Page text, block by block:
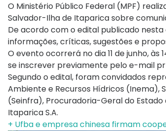
O Ministério Público Federal (MPF)
Salvador-Ilha de Itaparica sobre
De acordo com o edital publicado
informações, críticas, sugestões e
O evento ocorrerá no dia 11 de junho,
se inscrever previamente pelo e-mail
Segundo o edital, foram convidados
Ambiente e Recursos Hídricos (Inema),
(Seinfra), Procuradoria-Geral do Estado
Itaparica S.A.
+ Ufba e empresa chinesa firmam